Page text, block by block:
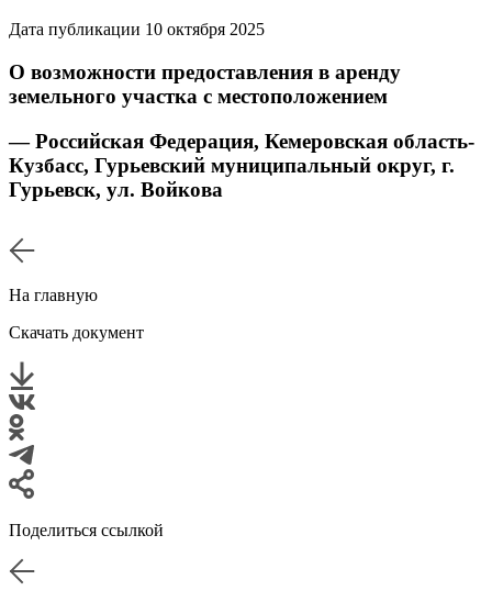
Дата публикации 10 октября 2025
О возможности предоставления в аренду
земельного участка с местоположением
— Российская Федерация, Кемеровская область-
Кузбасс, Гурьевский муниципальный округ, г.
Гурьевск, ул. Войкова
На главную
Скачать документ
Поделиться ссылкой